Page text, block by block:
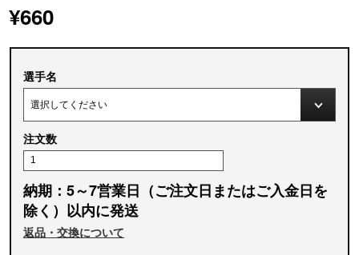
¥660
選手名
注文数
納期：5～7営業日（ご注文日またはご入金日を
除く）以内に発送
返品・交換について